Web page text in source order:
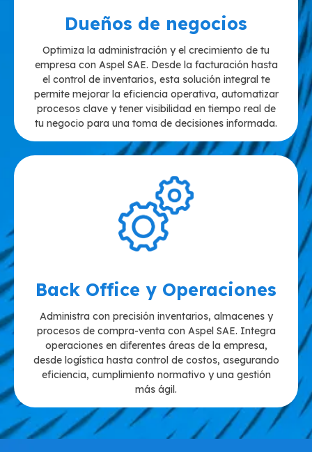
Dueños de negocios
Optimiza la administración y el crecimiento de tu
empresa con Aspel SAE. Desde la facturación hasta
el control de inventarios, esta solución integral te
permite mejorar la eficiencia operativa, automatizar
procesos clave y tener visibilidad en tiempo real de
tu negocio para una toma de decisiones informada.
Back Office y Operaciones
Administra con precisión inventarios, almacenes y
procesos de compra-venta con Aspel SAE. Integra
operaciones en diferentes áreas de la empresa,
desde logística hasta control de costos, asegurando
eficiencia, cumplimiento normativo y una gestión
más ágil.